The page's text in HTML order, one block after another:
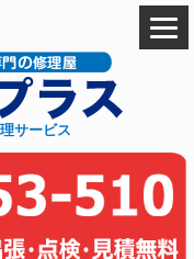
サービス